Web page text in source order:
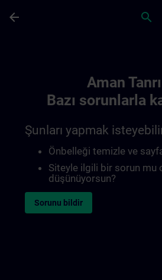
arrow_back search
Aman
Bazı sorunlarla
Şunları yapmak
Önbelleği temizle ve
Siteyle ilgili bir sorun mu
düşünüyorsun?
Sorunu bildir